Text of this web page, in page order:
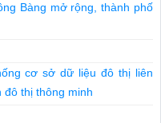
Bàng mở rộng, thành phố
cơ sở dữ liệu đô thị liên
đô thị thông minh